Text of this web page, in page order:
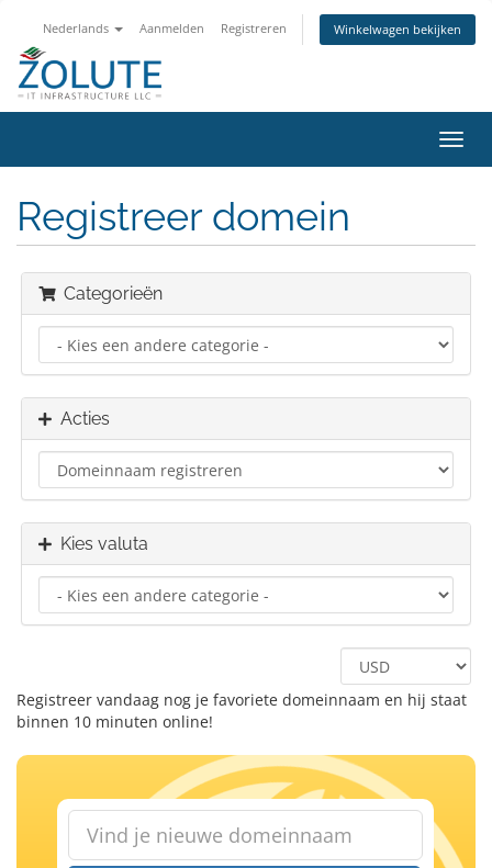
Nederlands Aanmelden Registreren Winkelwagen bekijken
in-/
Registreer domein
Categorieën
Acties
Kies valuta
Registreer vandaag nog je favoriete domeinnaam en hij staat
binnen 10 minuten online!